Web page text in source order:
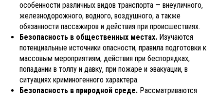
особенности различных видов транспорта — внеуличного,
железнодорожного, водного, воздушного, а также
обязанности пассажиров и действия при происшествиях.
Безопасность в общественных местах. Изучаются
потенциальные источники опасности, правила подготовки к
массовым мероприятиям, действия при беспорядках,
попадании в толпу и давку, при пожаре и эвакуации, в
ситуациях криминогенного характера.
Безопасность в природной среде. Рассматриваются